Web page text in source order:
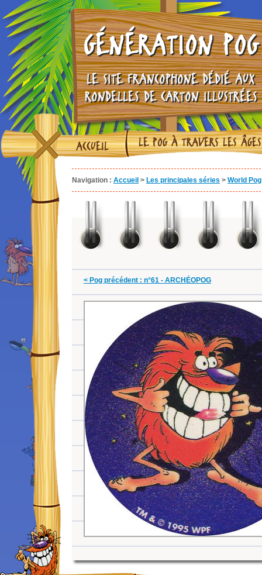
GÉNÉRATION POG
LE SITE FRANCOPHONE DÉDIÉ AUX
RONDELLES DE CARTON ILLUSTRÉES
ACCUEIL LE POG À TRAVERS LES ÂGES
Navigation : Accueil > Les principales séries > World
< Pog précédent : n°61 - ARCHÉOPOG